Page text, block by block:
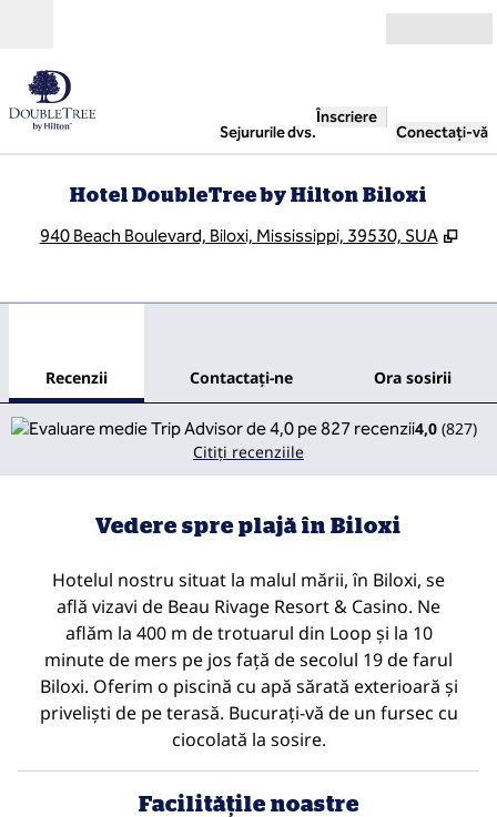
Sejururile dvs.
Înscriere
Conectați-vă
Hotel DoubleTree by Hilton Biloxi
940 Beach Boulevard, Biloxi, Mississippi, 39530, SUA ,
Recenzii Contactaţi-ne Ora sosirii
4,0 (827)
Citiți recenziile
Vedere spre plajă în Biloxi
Hotelul nostru situat la malul mării, în Biloxi, se
află vizavi de Beau Rivage Resort & Casino. Ne
aflăm la 400 m de trotuarul din Loop și la 10
minute de mers pe jos față de secolul 19 de farul
Biloxi. Oferim o piscină cu apă sărată exterioară și
priveliști de pe terasă. Bucurați-vă de un fursec cu
ciocolată la sosire.
Facilităţile noastre